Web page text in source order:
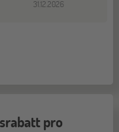
31.12.2026
pro